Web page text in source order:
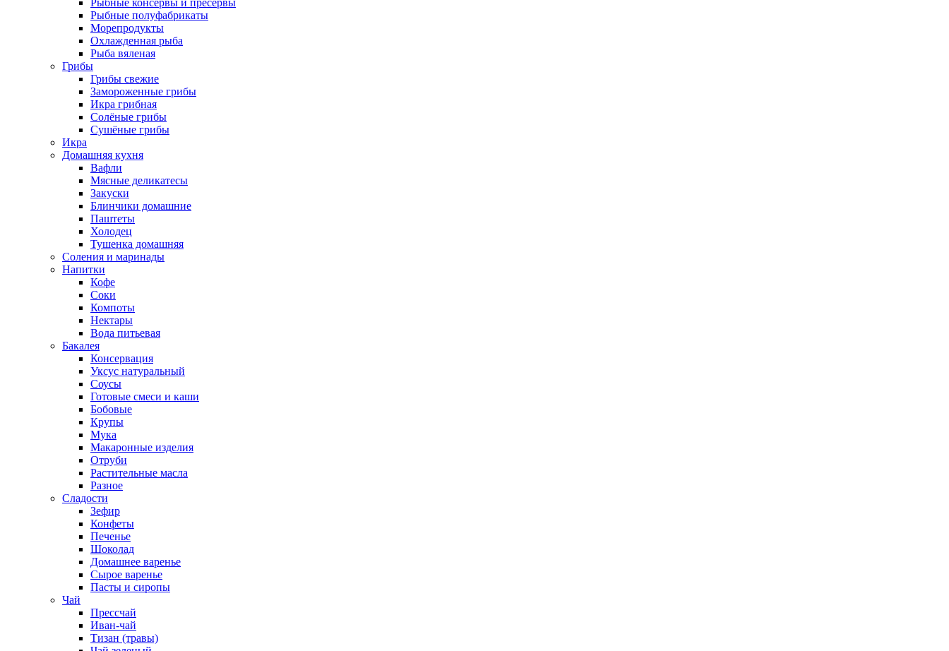
Рыбные консервы и пресервы
Рыбные полуфабрикаты
Морепродукты
Охлажденная рыба
Рыба вяленая
Грибы
Грибы свежие
Замороженные грибы
Икра грибная
Солёные грибы
Сушёные грибы
Икра
Домашняя кухня
Вафли
Мясные деликатесы
Закуски
Блинчики домашние
Паштеты
Холодец
Тушенка домашняя
Соления и маринады
Напитки
Кофе
Соки
Компоты
Нектары
Вода питьевая
Бакалея
Консервация
Уксус натуральный
Соусы
Готовые смеси и каши
Бобовые
Крупы
Мука
Макаронные изделия
Отруби
Растительные масла
Разное
Сладости
Зефир
Конфеты
Печенье
Шоколад
Домашнее варенье
Сырое варенье
Пасты и сиропы
Чай
Прессчай
Иван-чай
Тизан (травы)